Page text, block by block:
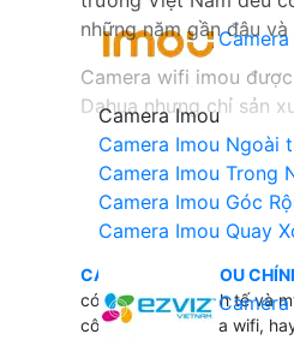
Camera
Camera Imou
Camera Imou Ngoài
Camera Imou Trong
Camera Imou Góc
Camera Imou Quay
những năm gần đâu
Camera wifi imou
Dahua nhưng chỉ sản
Camera wifi imou dễ
Imou cài đặt giám
CAMERA
👍 camer wifi imou
CAMERA WIFI IMOU
có thiết kết rất tinh tế và
công nghệ camera wifi,